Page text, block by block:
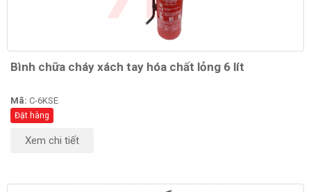
Bình chữa cháy xách tay hóa chất lỏng 6 lít
Mã: C-6KSE
Đặt hàng
Xem chi tiết